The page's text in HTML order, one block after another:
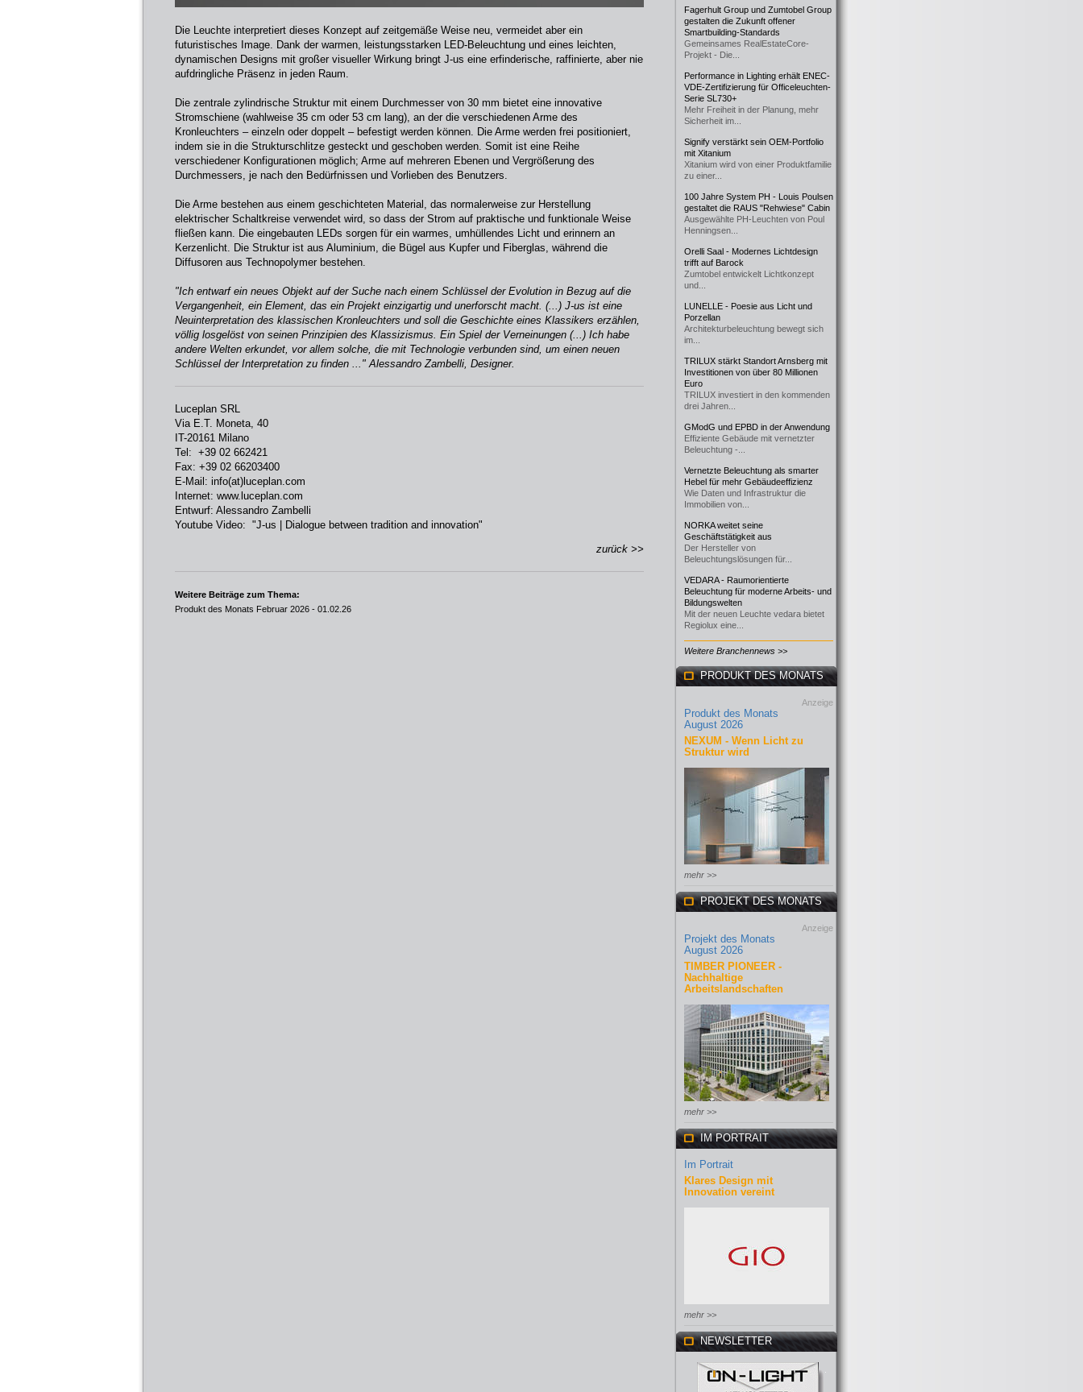
Die Leuchte interpretiert dieses Konzept auf zeitgemäße Weise neu, vermeidet aber ein
futuristisches Image. Dank der warmen, leistungsstarken LED-Beleuchtung und eines leichten,
dynamischen Designs mit großer visueller Wirkung bringt J-us eine erfinderische, raffinierte, aber nie
aufdringliche Präsenz in jeden Raum.
Die zentrale zylindrische Struktur mit einem Durchmesser von 30 mm bietet eine innovative
Stromschiene (wahlweise 35 cm oder 53 cm lang), an der die verschiedenen Arme des
Kronleuchters – einzeln oder doppelt – befestigt werden können. Die Arme werden frei positioniert,
indem sie in die Strukturschlitze gesteckt und geschoben werden. Somit ist eine Reihe
verschiedener Konfigurationen möglich; Arme auf mehreren Ebenen und Vergrößerung des
Durchmessers, je nach den Bedürfnissen und Vorlieben des Benutzers.
Die Arme bestehen aus einem geschichteten Material, das normalerweise zur Herstellung
elektrischer Schaltkreise verwendet wird, so dass der Strom auf praktische und funktionale Weise
fließen kann. Die eingebauten LEDs sorgen für ein warmes, umhüllendes Licht und erinnern an
Kerzenlicht. Die Struktur ist aus Aluminium, die Bügel aus Kupfer und Fiberglas, während die
Diffusoren aus Technopolymer bestehen.
"Ich entwarf ein neues Objekt auf der Suche nach einem Schlüssel der Evolution in Bezug auf die
Vergangenheit, ein Element, das ein Projekt einzigartig und unerforscht macht. (...) J-us ist eine
Neuinterpretation des klassischen Kronleuchters und soll die Geschichte eines Klassikers erzählen,
völlig losgelöst von seinen Prinzipien des Klassizismus. Ein Spiel der Verneinungen (...) Ich habe
andere Welten erkundet, vor allem solche, die mit Technologie verbunden sind, um einen neuen
Schlüssel der Interpretation zu finden ..." Alessandro Zambelli, Designer.
Luceplan SRL
Via E.T. Moneta, 40
IT-20161 Milano
Tel: +39 02 662421
Fax: +39 02 66203400
E-Mail: info(at)luceplan.com
Internet: www.luceplan.com
Entwurf: Alessandro Zambelli
Youtube Video: "J-us | Dialogue between tradition and innovation"
zurück >>
Weitere Beiträge zum Thema:
Produkt des Monats Februar 2026 - 01.02.26
Fagerhult Group und Zumtobel Group
gestalten die Zukunft offener
Smartbuilding-Standards
Gemeinsames RealEstateCore-
Projekt - Die...
Performance in Lighting erhält ENEC-
VDE-Zertifizierung für Officeleuchten-
Serie SL730+
Mehr Freiheit in der Planung, mehr
Sicherheit im...
Signify verstärkt sein OEM-Portfolio
mit Xitanium
Xitanium wird von einer Produktfamilie
zu einer...
100 Jahre System PH - Louis Poulsen
gestaltet die RAUS "Rehwiese" Cabin
Ausgewählte PH-Leuchten von Poul
Henningsen...
Orelli Saal - Modernes Lichtdesign
trifft auf Barock
Zumtobel entwickelt Lichtkonzept
und...
LUNELLE - Poesie aus Licht und
Porzellan
Architekturbeleuchtung bewegt sich
im...
TRILUX stärkt Standort Arnsberg mit
Investitionen von über 80 Millionen
Euro
TRILUX investiert in den kommenden
drei Jahren...
GModG und EPBD in der Anwendung
Effiziente Gebäude mit vernetzter
Beleuchtung -...
Vernetzte Beleuchtung als smarter
Hebel für mehr Gebäudeeffizienz
Wie Daten und Infrastruktur die
Immobilien von...
NORKA weitet seine
Geschäftstätigkeit aus
Der Hersteller von
Beleuchtungslösungen für...
VEDARA - Raumorientierte
Beleuchtung für moderne Arbeits- und
Bildungswelten
Mit der neuen Leuchte vedara bietet
Regiolux eine...
Weitere Branchennews >>
PRODUKT DES MONATS
Anzeige
Produkt des Monats
August 2026
NEXUM - Wenn Licht zu
Struktur wird
mehr >>
PROJEKT DES MONATS
Anzeige
Projekt des Monats
August 2026
TIMBER PIONEER -
Nachhaltige
Arbeitslandschaften
mehr >>
IM PORTRAIT
Im Portrait
Klares Design mit
Innovation vereint
mehr >>
NEWSLETTER